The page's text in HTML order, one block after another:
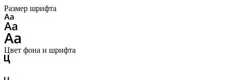
Размер шрифта
Цвет фона и шрифта